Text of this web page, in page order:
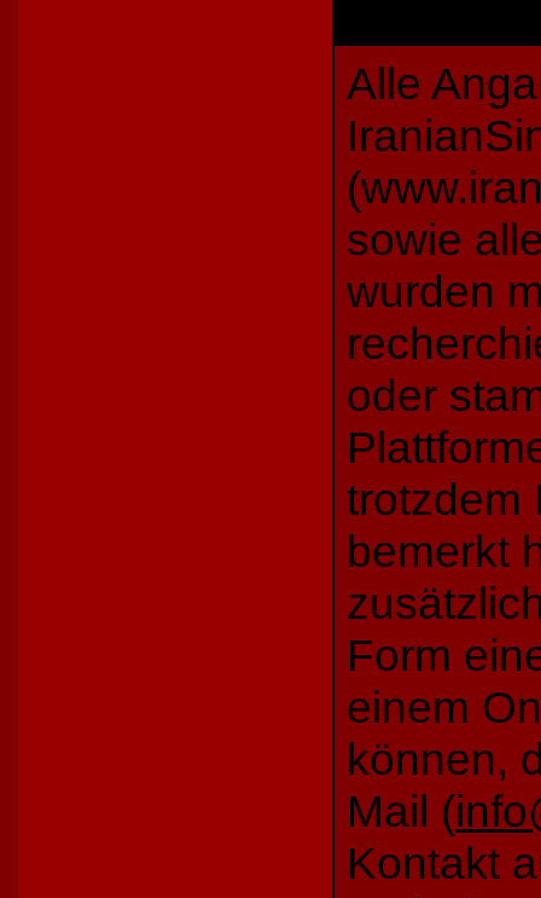
Alle
sowie
wurden
oder
trotzdem
bemerkt
Form
einem
können,
Mail (
Kontakt